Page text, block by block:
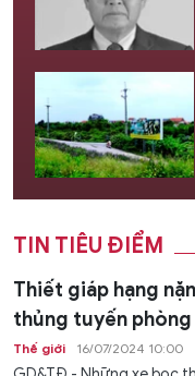
TIN TIÊU ĐIỂM
Thiết giáp hạng
thủng tuyến
Thế giới 16/07/2024 10:00